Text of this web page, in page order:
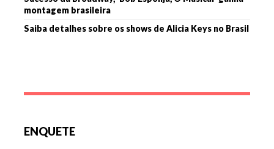
montagem brasileira
Saiba detalhes sobre os shows de Alicia Keys no Brasil
ENQUETE